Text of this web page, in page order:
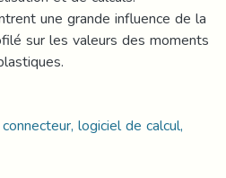
une grande influence de la
sur les valeurs des moments
logiciel de calcul,